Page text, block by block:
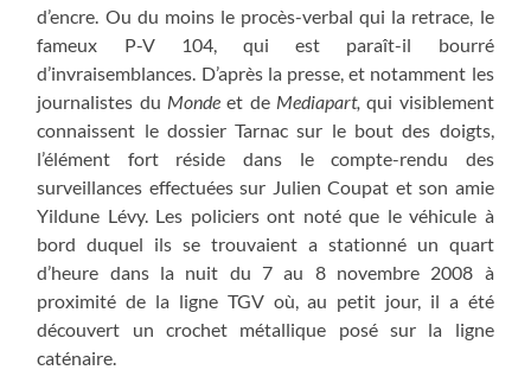
d’encre. Ou du moins le procès-verbal qui la retrace, le
fameux P-V 104, qui est paraît-il bourré
d’invraisemblances. D’après la presse, et notamment les
journalistes du Monde et de Mediapart, qui visiblement
connaissent le dossier Tarnac sur le bout des doigts,
l’élément fort réside dans le compte-rendu des
surveillances effectuées sur Julien Coupat et son amie
Yildune Lévy. Les policiers ont noté que le véhicule à
bord duquel ils se trouvaient a stationné un quart
d’heure dans la nuit du 7 au 8 novembre 2008 à
proximité de la ligne TGV où, au petit jour, il a été
découvert un crochet métallique posé sur la ligne
caténaire.